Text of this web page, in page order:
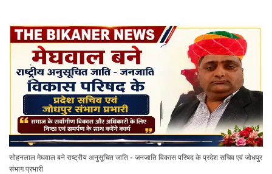
सोहनलाल मेघवाल बने राष्ट्रीय अनुसूचित जाति - जनजाति विकास परिषद के प्रदेश सचिव एवं जोधपुर
संभाग प्रभारी